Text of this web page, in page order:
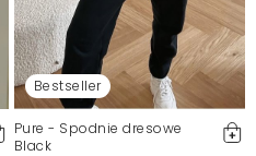
Bestseller
Pure - Spodnie dresowe
Black